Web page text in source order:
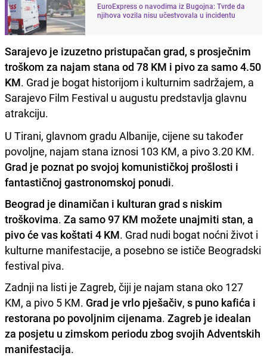
EuroExpress o navodima iz Bugojna: Tvrde da
njihova vozila nisu učestvovala u incidentu
Sarajevo je izuzetno pristupačan grad, s prosječnim
troškom za najam stana od 78 KM i pivo za samo 4.50
KM. Grad je bogat historijom i kulturnim sadržajem, a
Sarajevo Film Festival u augustu predstavlja glavnu
atrakciju.
U Tirani, glavnom gradu Albanije, cijene su također
povoljne, najam stana iznosi 103 KM, a pivo 3.20 KM.
Grad je poznat po svojoj komunističkoj prošlosti i
fantastičnoj gastronomskoj ponudi.
Beograd je dinamičan i kulturan grad s niskim
troškovima. Za samo 97 KM možete unajmiti stan, a
pivo će vas koštati 4 KM. Grad nudi bogat noćni život i
kulturne manifestacije, a posebno se ističe Beogradski
festival piva.
Zadnji na listi je Zagreb, čiji je najam stana oko 127
KM, a pivo 5 KM. Grad je vrlo pješačiv, s puno kafića i
restorana po povoljnim cijenama. Zagreb je idealan
za posjetu u zimskom periodu zbog svojih Adventskih
manifestacija.